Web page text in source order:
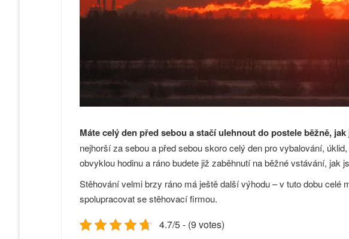
Máte celý den před sebou a stačí ulehnout do postele běžně,
nejhorší za sebou a před sebou skoro celý den pro vybalování,
obvyklou hodinu a ráno budete již zaběhnutí na běžné vstávání, jak
Stěhování velmi brzy ráno má ještě další výhodu – v tuto dobu
spolupracovat se stěhovací firmou.
4.7/5 - (9 votes)